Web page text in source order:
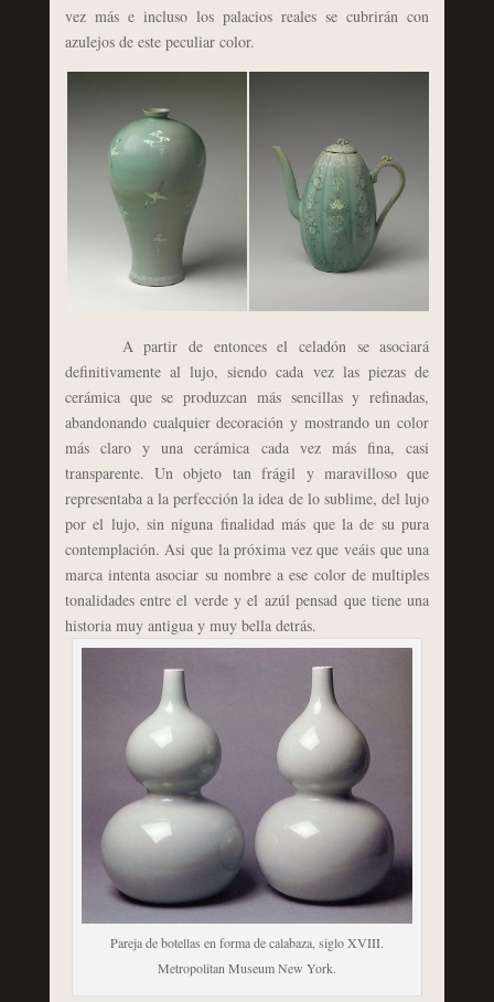
vez más e incluso los palacios reales se cubrirán con
azulejos de este peculiar color.
A partir de entonces el celadón se asociará
definitivamente al lujo, siendo cada vez las piezas de
cerámica que se produzcan más sencillas y refinadas,
abandonando cualquier decoración y mostrando un color
más claro y una cerámica cada vez más fina, casi
transparente. Un objeto tan frágil y maravilloso que
representaba a la perfección la idea de lo sublime, del lujo
por el lujo, sin niguna finalidad más que la de su pura
contemplación. Asi que la próxima vez que veáis que una
marca intenta asociar su nombre a ese color de multiples
tonalidades entre el verde y el azúl pensad que tiene una
historia muy antigua y muy bella detrás.
Pareja de botellas en forma de calabaza, siglo XVIII.
Metropolitan Museum New York.